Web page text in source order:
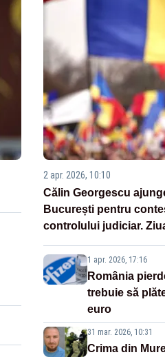
2 apr. 2026, 10:10
Călin Georgescu
București pentru
controlului judiciar.
1 apr. 2026, 17:16
România
trebuie să
euro
31 mar. 2026, 10:31
Crima din